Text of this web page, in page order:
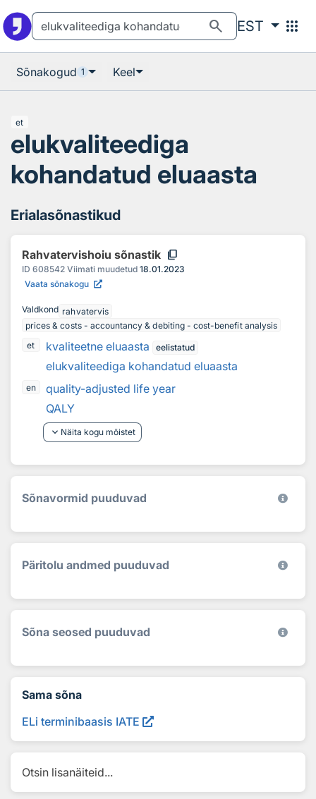
search EST apps
Sõnakogud 1 Keel
et
elukvaliteediga
kohandatud eluaasta
Erialasõnastikud
Rahvatervishoiu sõnastik content_copy
ID 608542 Viimati muudetud 18.01.2023
Vaata sõnakogu
Valdkond rahvatervis
prices & costs - accountancy & debiting - cost-benefit analysis
et
kvaliteetne eluaasta eelistatud
elukvaliteediga kohandatud eluaasta
en
quality-adjusted life year
QALY
keyboard_arrow_down Näita kogu mõistet
Sõnavormid puuduvad
Päritolu andmed puuduvad
Sõna seosed puuduvad
Sama sõna
ELi terminibaasis IATE
Otsin lisanäiteid...